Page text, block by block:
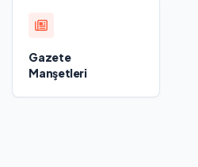
Gazete
Manşetleri